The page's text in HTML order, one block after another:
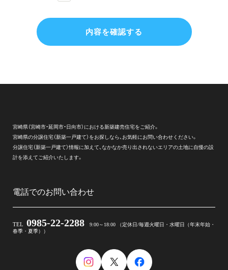
内容を確認する
宮崎県（宮崎市・延岡市・日向市）における新築建売住宅をご紹介。
宮崎県の分譲住宅（新築一戸建て）をお探しなら、お気軽にお問い合わせください。
分譲住宅（新築一戸建て）情報に加えて、なかなか売り出されないエリアの土地に自慢の設
計を添えてご紹介いたします。
電話でのお問い合わせ
TEL 0985-22-2288
9:00～18:00 （定休日/毎週火曜日・水曜日（年末年始・
春季・夏季））